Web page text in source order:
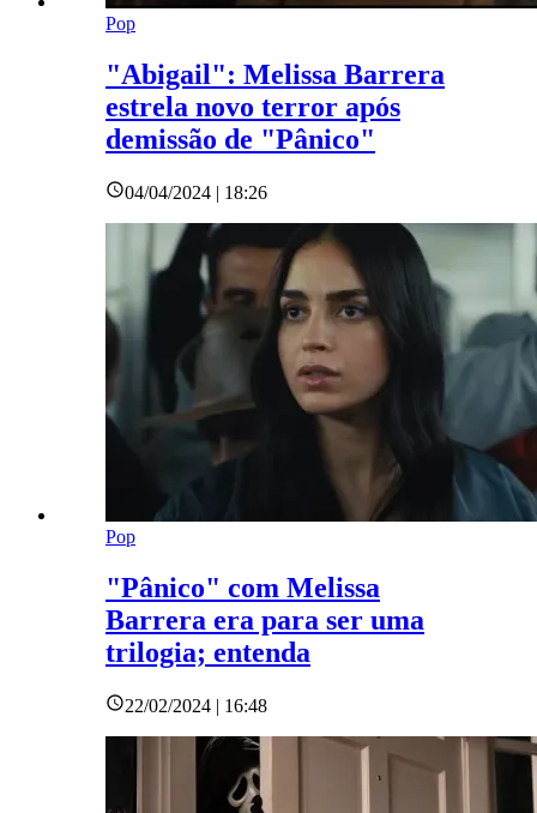
Pop
"Abigail": Melissa Barrera
estrela novo terror após
demissão de "Pânico"
04/04/2024 | 18:26
Pop
"Pânico" com Melissa
Barrera era para ser uma
trilogia; entenda
22/02/2024 | 16:48